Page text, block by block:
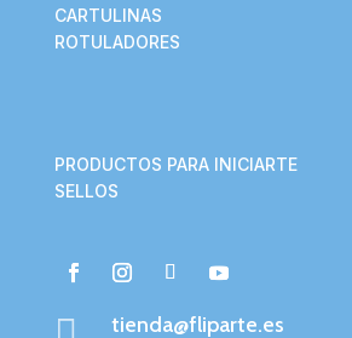
CARTULINAS
ROTULADORES
PRODUCTOS PARA INICIARTE
SELLOS
tienda@fliparte.es